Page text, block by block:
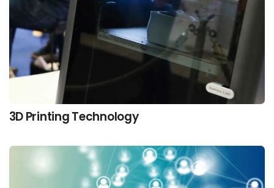
3D Printing Technology